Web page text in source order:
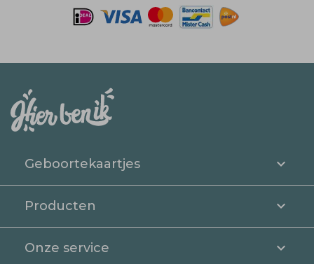
Geboortekaartjes
Producten
Onze service